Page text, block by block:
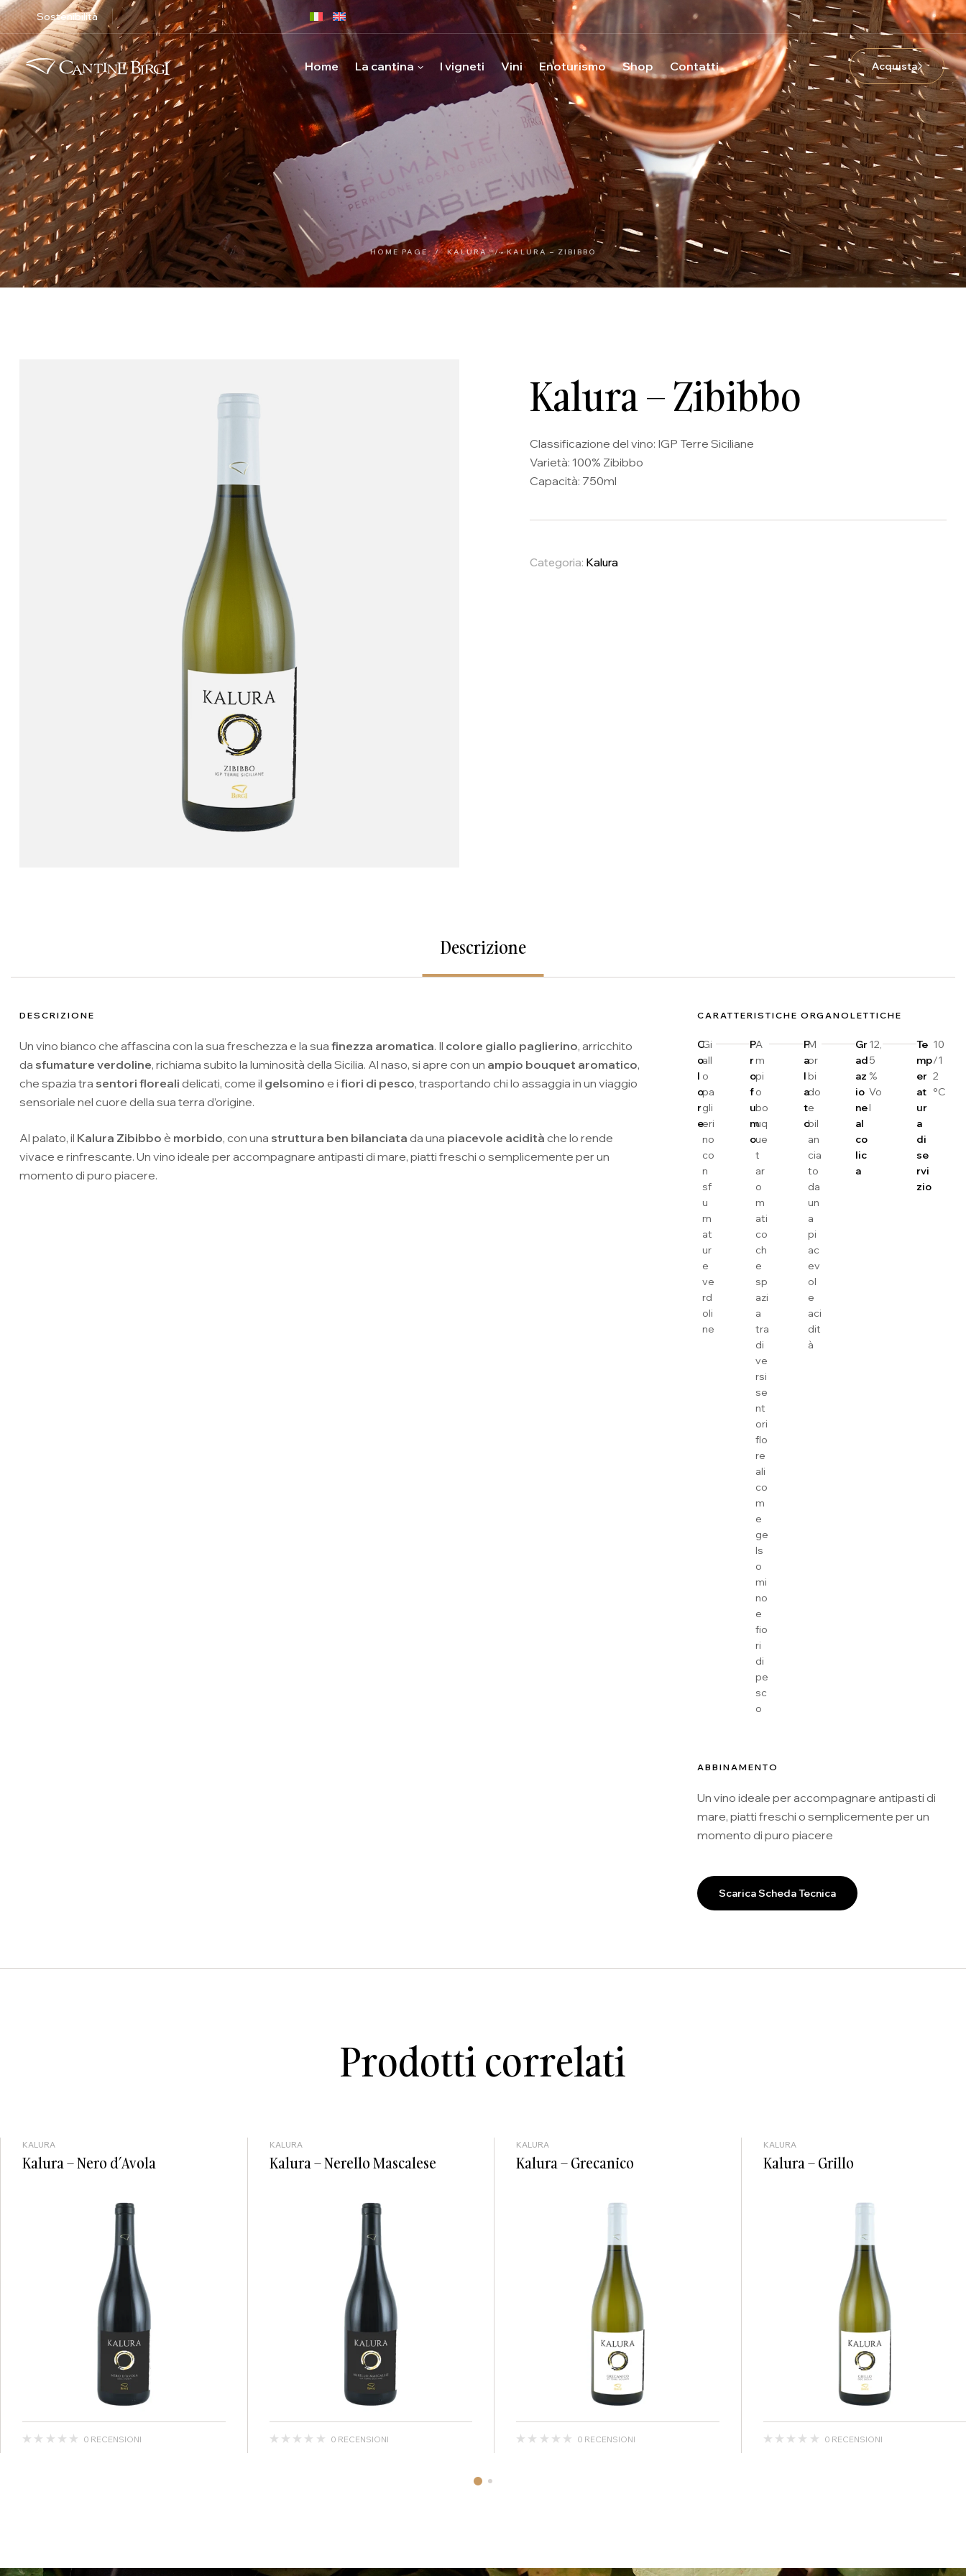
Sostenibilità
Home La cantina I vigneti Vini Enoturismo Shop Contatti Acquista
HOME PAGE / KALURA / KALURA – ZIBIBBO
Kalura – Zibibbo
Classificazione del vino: IGP Terre Siciliane
Varietà: 100% Zibibbo
Capacità: 750ml
Categoria: Kalura
Descrizione
DESCRIZIONE
Un vino bianco che affascina con la sua freschezza e la sua finezza aromatica. Il colore giallo paglierino, arricchito
da sfumature verdoline, richiama subito la luminosità della Sicilia. Al naso, si apre con un ampio bouquet aromatico,
che spazia tra sentori floreali delicati, come il gelsomino e i fiori di pesco, trasportando chi lo assaggia in un viaggio
sensoriale nel cuore della sua terra d’origine.
Al palato, il Kalura Zibibbo è morbido, con una struttura ben bilanciata da una piacevole acidità che lo rende
vivace e rinfrescante. Un vino ideale per accompagnare antipasti di mare, piatti freschi o semplicemente per un
momento di puro piacere.
CARATTERISTICHE ORGANOLETTICHE
C
o
l
o
r
e
Gi
all
o
pa
gli
eri
no
co
n
sf
u
m
at
ur
e
ve
rd
oli
ne
P
r
o
f
u
m
o
A
m
pi
o
bo
uq
ue
t
ar
o
m
ati
co
ch
e
sp
azi
a
tra
di
ve
rsi
se
nt
ori
flo
re
ali
co
m
e
ge
ls
o
mi
no
e
fio
ri
di
pe
sc
o
P
a
l
a
t
o
M
or
bi
do
e
bil
an
cia
to
da
un
a
pi
ac
ev
ol
e
aci
dit
à
Gr
ad
az
io
ne
al
co
lic
a
12,
5
%
Vo
l
Te
mp
er
at
ur
a
di
se
rvi
zio
10
/1
2
°C
ABBINAMENTO
Un vino ideale per accompagnare antipasti di
mare, piatti freschi o semplicemente per un
momento di puro piacere
Scarica Scheda Tecnica
Prodotti correlati
KALURA
Kalura – Nero d’Avola
0 RECENSIONI
KALURA
Kalura – Nerello Mascalese
0 RECENSIONI
KALURA
Kalura – Grecanico
0 RECENSIONI
KALURA
Kalura – Grillo
0 RECENSIONI